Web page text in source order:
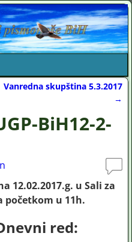
Vanredna skupština 5.3.2017
→
BiH12-2-
12.02.2017.g. u Sali za
početkom u 11h.
red: